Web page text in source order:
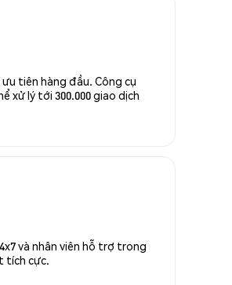
tiên hàng đầu. Công cụ
xử lý tới 300.000 giao dịch
và nhân viên hỗ trợ trong
tích cực.